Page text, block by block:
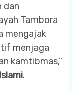
dan
Tambora
mengajak
menjaga
kamtibmas,”
.